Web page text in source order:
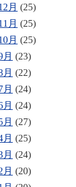
月 (25)
月 (25)
月 (25)
月 (23)
月 (22)
月 (24)
月 (24)
月 (27)
月 (25)
月 (24)
月 (20)